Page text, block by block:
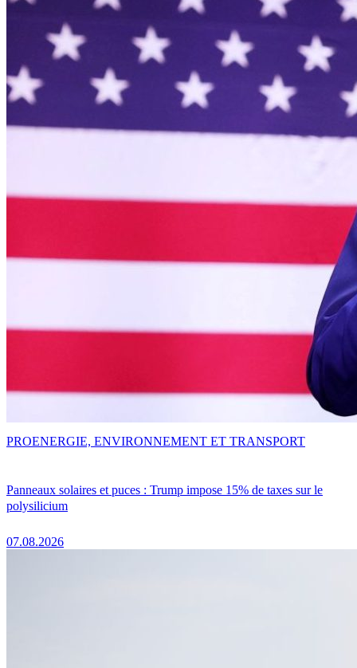
Panneaux solaires et puces : Trump impose 15% de taxes sur le
polysilicium
07.08.2026
PROENERGIE, ENVIRONNEMENT ET TRANSPORT